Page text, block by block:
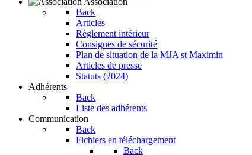
Back
Articles
Règlement intérieur
Consignes de sécurité
Plan de situation de la MJA st Maximin
Articles de presse
Statuts (2024)
Adhérents
Back
Liste des adhérents
Communication
Back
Fichiers en téléchargement
Back